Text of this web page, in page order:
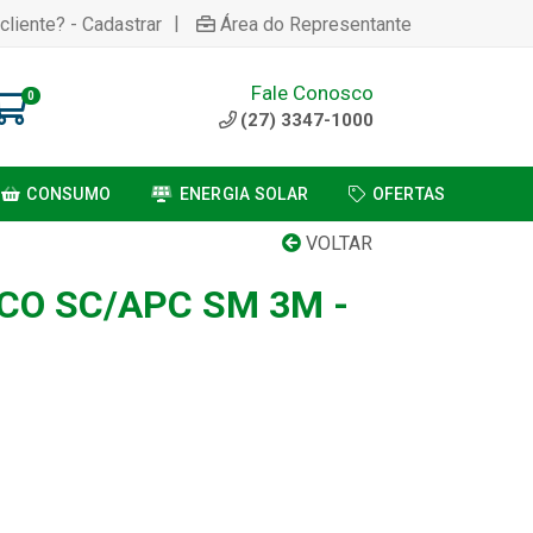
- Cadastrar | Área do Representante
0 Fale Conosco
(27) 3347-1000
CONSUMO ENERGIA SOLAR OFERTAS
VOLTAR
SC/APC SM 3M -